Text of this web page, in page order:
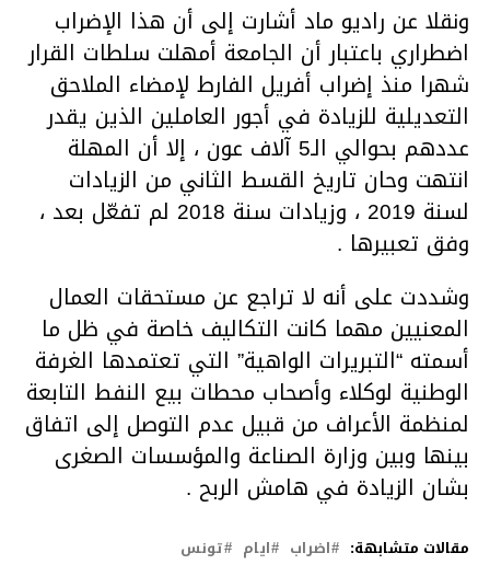
ونقلا عن راديو ماد أشارت إلى أن هذا الإضراب
اضطراري باعتبار أن الجامعة أمهلت سلطات القرار
شهرا منذ إضراب أفريل الفارط لإمضاء الملاحق
التعديلية للزيادة في أجور العاملين الذين يقدر
عددهم بحوالي الـ5 آلاف عون ، إلا أن المهلة
انتهت وحان تاريخ القسط الثاني من الزيادات
لسنة 2019 ، وزيادات سنة 2018 لم تفعّل بعد ،
وفق تعبيرها .
وشددت على أنه لا تراجع عن مستحقات العمال
المعنيين مهما كانت التكاليف خاصة في ظل ما
أسمته “التبريرات الواهية” التي تعتمدها الغرفة
الوطنية لوكلاء وأصحاب محطات بيع النفط التابعة
لمنظمة الأعراف من قبيل عدم التوصل إلى اتفاق
بينها وبين وزارة الصناعة والمؤسسات الصغرى
بشان الزيادة في هامش الربح .
مقالات متشابهة: اضراب ايام تونس